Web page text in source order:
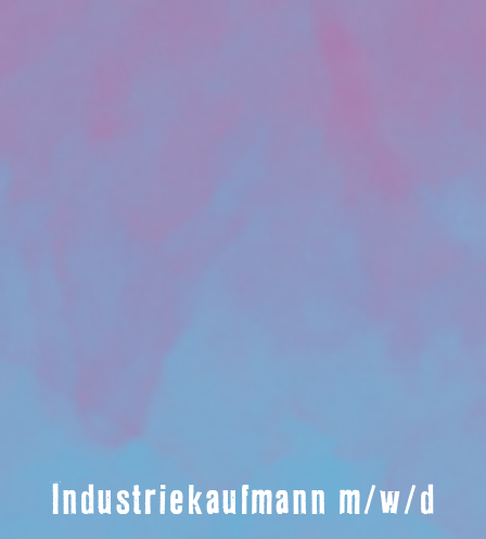
Industriekaufmann m/w/d